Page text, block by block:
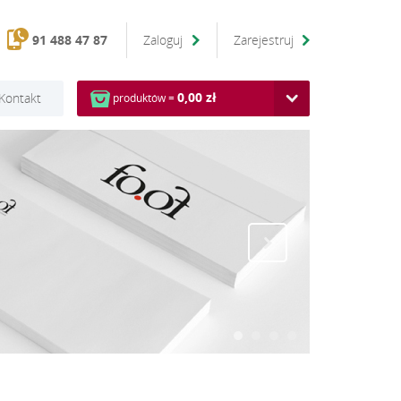
91 488 47 87 Zaloguj Zarejestruj
produktów =0,00 zł
Kontakt